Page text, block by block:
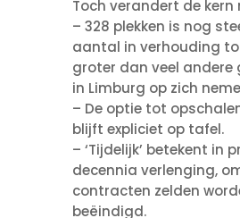
Toch verandert de kern
– 328 plekken is nog
aantal in verhouding
groter dan veel andere
in Limburg op zich
– De optie tot
blijft expliciet op tafel.
– ‘Tijdelijk’ betekent in
decennia verlenging,
contracten zelden
beëindigd.